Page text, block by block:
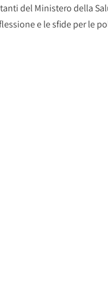
del Ministero della
e le sfide per le